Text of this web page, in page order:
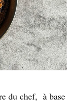
du chef, à base